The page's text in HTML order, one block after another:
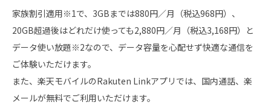
家族割引適用※1で、3GBまでは880円／月（税込968円）、
20GB超過後はどれだけ使っても2,880円／月（税込3,168円）と
データ使い放題※2なので、データ容量を心配せず快適な通信を
ご体験いただけます。
また、楽天モバイルのRakuten Linkアプリでは、国内通話、楽
メールが無料でご利用いただけます。